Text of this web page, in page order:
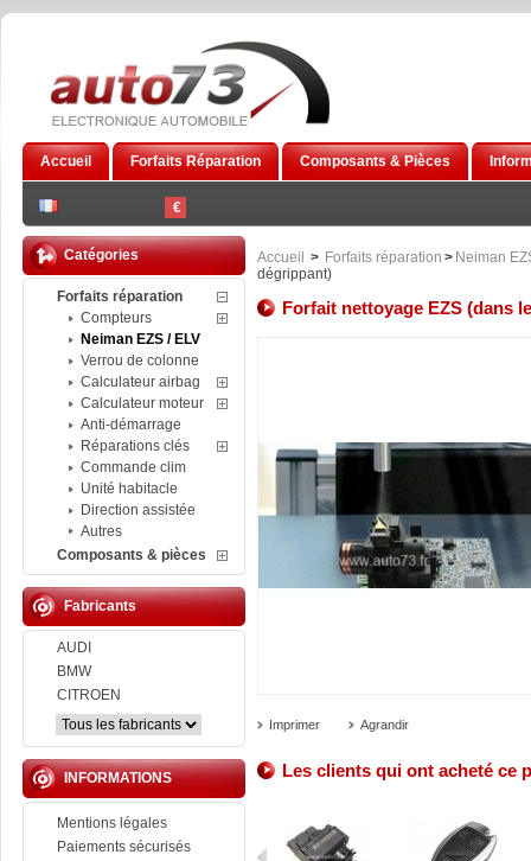
€
Accueil Forfaits Réparation Composants & Pièces
Catégories
Forfaits réparation
Compteurs
Neiman EZS / ELV
Verrou de colonne
Calculateur airbag
Calculateur moteur
Anti-démarrage
Réparations clés
Commande clim
Unité habitacle
Direction assistée
Autres
Composants & pièces
Fabricants
AUDI
BMW
CITROEN
INFORMATIONS
Mentions légales
Paiements sécurisés
Accueil > Forfaits réparation > Neiman
dégrippant)
Forfait nettoyage EZS (dans
Imprimer Agrandir
Les clients qui ont acheté ce